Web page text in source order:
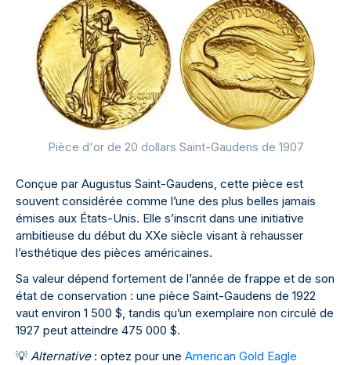
Pièce d'or de 20 dollars Saint-Gaudens de 1907
Conçue par Augustus Saint-Gaudens, cette pièce est
souvent considérée comme l’une des plus belles jamais
émises aux États-Unis. Elle s’inscrit dans une initiative
ambitieuse du début du XXe siècle visant à rehausser
l’esthétique des pièces américaines.
Sa valeur dépend fortement de l’année de frappe et de son
état de conservation : une pièce Saint-Gaudens de 1922
vaut environ 1 500 $, tandis qu’un exemplaire non circulé de
1927 peut atteindre 475 000 $.
💡 Alternative: optez pour une American Gold Eagle